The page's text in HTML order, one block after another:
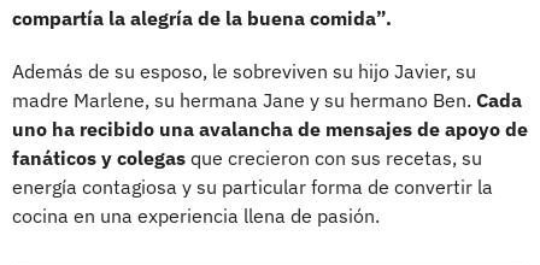
compartía la alegría de la buena comida”.
Además de su esposo, le sobreviven su hijo Javier, su
madre Marlene, su hermana Jane y su hermano Ben. Cada
uno ha recibido una avalancha de mensajes de apoyo de
fanáticos y colegas que crecieron con sus recetas, su
energía contagiosa y su particular forma de convertir la
cocina en una experiencia llena de pasión.